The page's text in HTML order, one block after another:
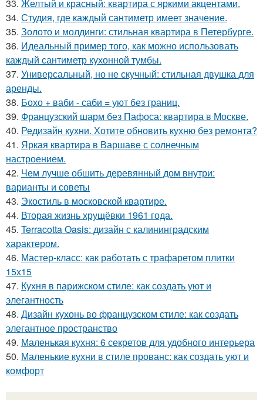
33. Желтый и красный: квартира с яркими акцентами.
34. Студия, где каждый сантиметр имеет значение.
35. Золото и молдинги: стильная квартира в Петербурге.
36. Идеальный пример того, как можно использовать
каждый сантиметр кухонной тумбы.
37. Универсальный, но не скучный: стильная двушка для
аренды.
38. Бохо + ваби - саби = уют без границ.
39. Французский шарм без Пафоса: квартира в Москве.
40. Редизайн кухни. Хотите обновить кухню без ремонта?
41. Яркая квартира в Варшаве с солнечным
настроением.
42. Чем лучше обшить деревянный дом внутри:
варианты и советы
43. Экостиль в московской квартире.
44. Вторая жизнь хрущёвки 1961 года.
45. Terracotta Oasis: дизайн с калининградским
характером.
46. Мастер-класс: как работать с трафаретом плитки
15х15
47. Кухня в парижском стиле: как создать уют и
элегантность
48. Дизайн кухонь во французском стиле: как создать
элегантное пространство
49. Маленькая кухня: 6 секретов для удобного интерьера
50. Маленькие кухни в стиле прованс: как создать уют и
комфорт